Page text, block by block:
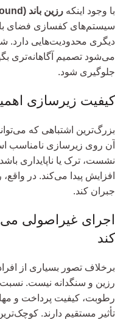
با وجود اینکه رزین باند (Resin Bound)
سیستم‌های کفسازی فضای
دیگری محدودیت‌هایی دارد.
می‌شود تصمیم آگاهانه‌تری
جلوگیری شود.
کیفیت زیرسازی
بزرگ‌ترین اشتباهی که
آن روی زیرسازی نامناسب
نشست، ترک یا ناپایداری
افزایش پیدا می‌کند. در
جبران کند.
اجرای غیراصولی
کند
برخلاف تصور بسیاری از
رزین و سنگدانه نیست. نسبت
رطوبت، کیفیت پرداخت و
تأثیر مستقیم دارند.